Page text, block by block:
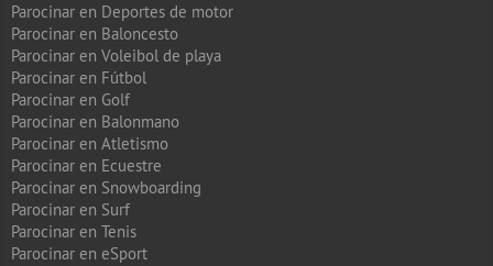
Parocinar en Deportes de motor
Parocinar en Baloncesto
Parocinar en Voleibol de playa
Parocinar en Fútbol
Parocinar en Golf
Parocinar en Balonmano
Parocinar en Atletismo
Parocinar en Ecuestre
Parocinar en Snowboarding
Parocinar en Surf
Parocinar en Tenis
Parocinar en eSport